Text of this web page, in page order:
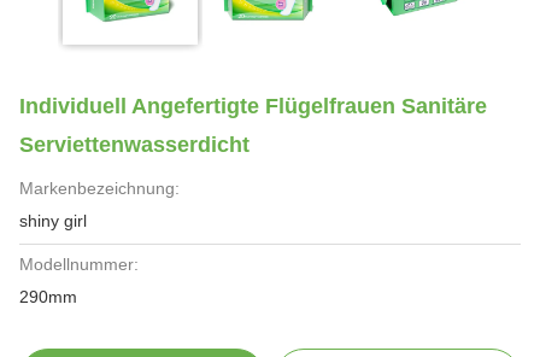
Individuell Angefertigte Flügelfrauen Sanitäre
Serviettenwasserdicht
Markenbezeichnung:
shiny girl
Modellnummer:
290mm